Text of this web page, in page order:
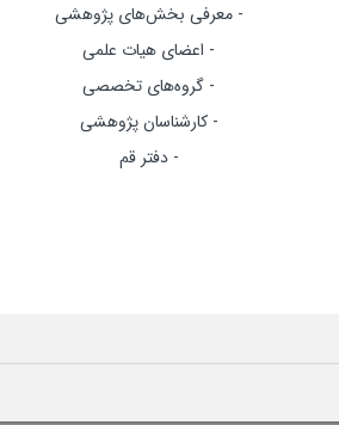
- معرفی بخش‌های پژوهشی
- اعضای هیات علمی
- گروه‌های تخصصی
- کارشناسان پژوهشی
- دفتر قم